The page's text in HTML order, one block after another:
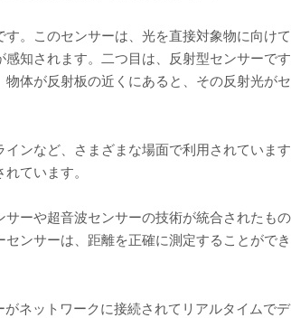
。このセンサーは、光を直接対象物に向け
知されます。二つ目は、反射型センサーで
体が反射板の近くにあると、その反射光が
ンなど、さまざまな場面で利用されていま
ています。
ーや超音波センサーの技術が統合されたもの
ンサーは、距離を正確に測定することがで
ネットワークに接続されてリアルタイムで